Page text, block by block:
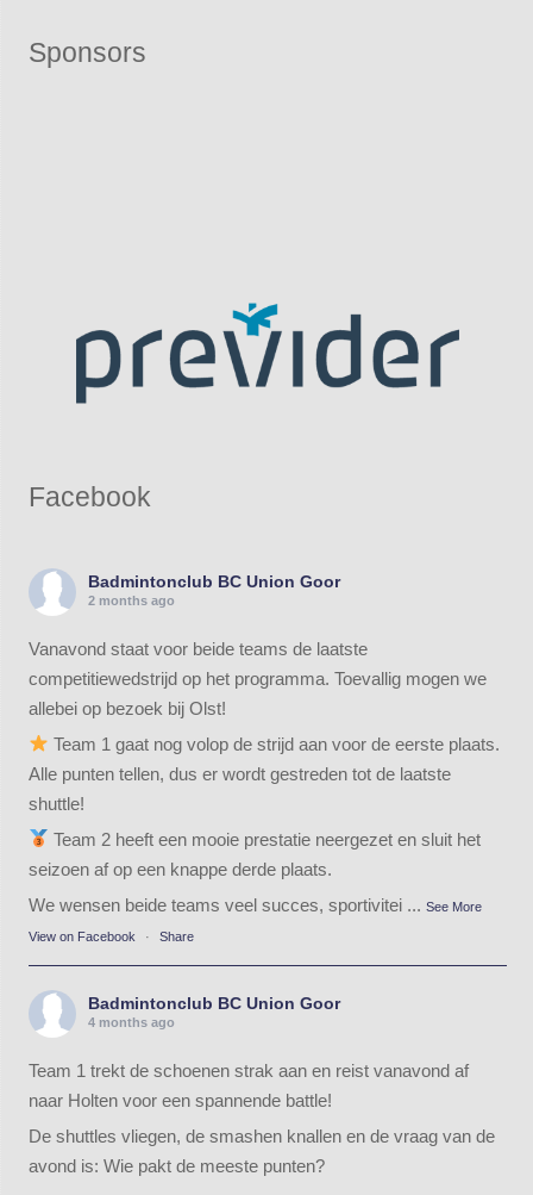
Sponsors
Facebook
Badmintonclub BC Union Goor
2 months ago
Vanavond staat voor beide teams de laatste
competitiewedstrijd op het programma. Toevallig mogen we
allebei op bezoek bij Olst!
Team 1 gaat nog volop de strijd aan voor de eerste plaats.
Alle punten tellen, dus er wordt gestreden tot de laatste
shuttle!
Team 2 heeft een mooie prestatie neergezet en sluit het
seizoen af op een knappe derde plaats.
We wensen beide teams veel succes, sportivitei ... See More
View on Facebook · Share
Badmintonclub BC Union Goor
4 months ago
Team 1 trekt de schoenen strak aan en reist vanavond af
naar Holten voor een spannende battle!
De shuttles vliegen, de smashen knallen en de vraag van de
avond is: Wie pakt de meeste punten?